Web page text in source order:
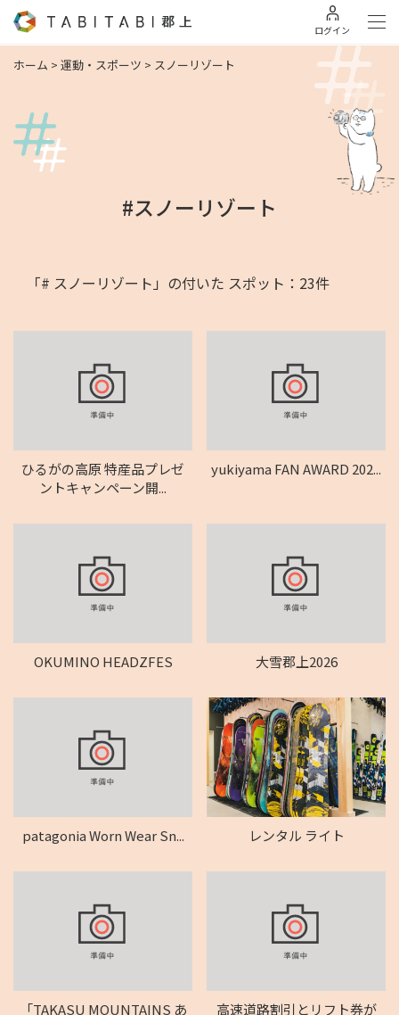
ログイン
ホーム > 運動・スポーツ > スノーリゾート
#スノーリゾート
「# スノーリゾート」の付いた スポット：23件
ひるがの高原 特産品プレゼ
ントキャンペーン開...
yukiyama FAN AWARD 202...
OKUMINO HEADZFES 大雪郡上2026
patagonia Worn Wear Sn... レンタル ライト
「TAKASU MOUNTAINS あ
高速道路割引とリフト券が